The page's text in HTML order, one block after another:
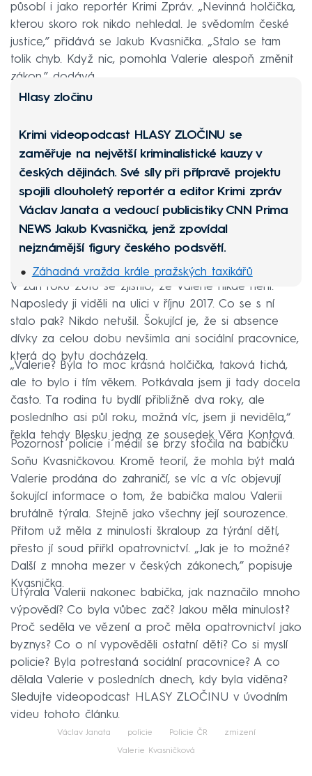
působí i jako reportér Krimi Zpráv. „Nevinná holčička,
kterou skoro rok nikdo nehledal. Je svědomím české
justice,” přidává se Jakub Kvasnička. „Stalo se tam
tolik chyb. Když nic, pomohla Valerie alespoň změnit
zákon,” dodává.
Hlasy zločinu
Krimi videopodcast HLASY ZLOČINUse
zaměřuje na největší kriminalistické kauzy v
českých dějinách. Své síly při přípravě projektu
spojili dlouholetý reportér a editor Krimi zpráv
Václav Janata a vedoucí publicistiky CNN Prima
NEWS Jakub Kvasnička, jenž zpovídal
nejznámější figury českého podsvětí.
Záhadná vražda krále pražských taxikářů
Pětiletý Honzík věřil mámě ze všech nejvíc,
zavraždila ho
Václav otrávil exmanželce vodku, sváděl to na
metanol
Střelba v Protivíně: Dva policisté zemřeli, vraždil
manžel
Boxer Banongo šokoval Brno, upálil muže
zaživa v autě
V září roku 2018 se zjistilo, že Valerie nikde není.
Naposledy ji viděli na ulici v říjnu 2017. Co se s ní
stalo pak? Nikdo netušil. Šokující je, že si absence
dívky za celou dobu nevšimla ani sociální pracovnice,
která do bytu docházela.
„Valerie? Byla to moc krásná holčička, taková tichá,
ale to bylo i tím věkem. Potkávala jsem ji tady docela
často. Ta rodina tu bydlí přibližně dva roky, ale
posledního asi půl roku, možná víc, jsem ji neviděla,“
řekla tehdy Blesku jedna ze sousedek Věra Kontová.
Pozornost policie i médií se brzy stočila na babičku
Soňu Kvasničkovou. Kromě teorií, že mohla být malá
Valerie prodána do zahraničí, se víc a víc objevují
šokující informace o tom, že babička malou Valerii
brutálně týrala. Stejně jako všechny její sourozence.
Přitom už měla z minulosti škraloup za týrání dětí,
přesto jí soud přiřkl opatrovnictví. „Jak je to možné?
Další z mnoha mezer v českých zákonech,” popisuje
Kvasnička.
Utýrala Valerii nakonec babička, jak naznačilo mnoho
výpovědí? Co byla vůbec zač? Jakou měla minulost?
Proč seděla ve vězení a proč měla opatrovnictví jako
byznys? Co o ní vypověděli ostatní děti? Co si myslí
policie? Byla potrestaná sociální pracovnice? A co
dělala Valerie v posledních dnech, kdy byla viděna?
Sledujte videopodcast HLASY ZLOČINU v úvodním
videu tohoto článku.
Václav Janata policie Policie ČR zmizení
Valerie Kvasničková